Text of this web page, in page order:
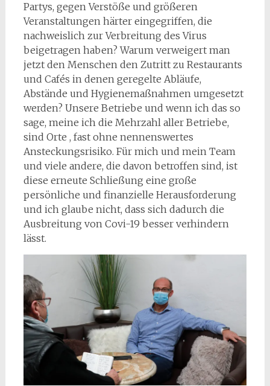
Partys, gegen Verstöße und größeren
Veranstaltungen härter eingegriffen, die
nachweislich zur Verbreitung des Virus
beigetragen haben? Warum verweigert man
jetzt den Menschen den Zutritt zu Restaurants
und Cafés in denen geregelte Abläufe,
Abstände und Hygienemaßnahmen umgesetzt
werden? Unsere Betriebe und wenn ich das so
sage, meine ich die Mehrzahl aller Betriebe,
sind Orte , fast ohne nennenswertes
Ansteckungsrisiko. Für mich und mein Team
und viele andere, die davon betroffen sind, ist
diese erneute Schließung eine große
persönliche und finanzielle Herausforderung
und ich glaube nicht, dass sich dadurch die
Ausbreitung von Covi-19 besser verhindern
lässt.